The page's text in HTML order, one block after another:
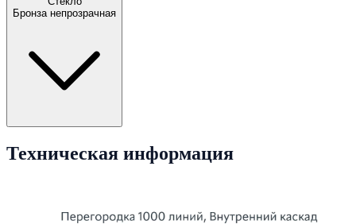
Бронза непрозрачная
Техническая информация